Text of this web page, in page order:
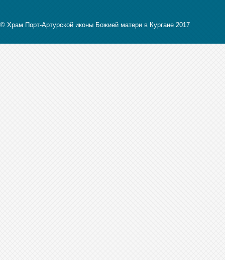
© Храм Порт-Артурской иконы Божией матери в Кургане 2017